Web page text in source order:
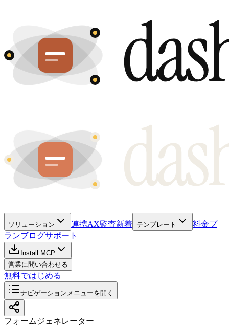
ソリューション 連携AX監査新着 テンプレート
料金プ
ランブログサポート
Install MCP
営業に問い合わせる
無料ではじめる
ナビゲーションメニューを開く
フォームジェネレーター